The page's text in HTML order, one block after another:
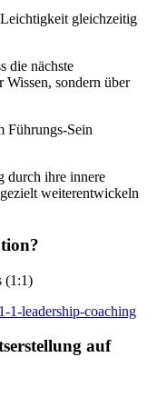
gleichzeitig
die nächste
sondern über
Führungs-Sein
durch ihre innere
weiterentwickeln
(1:1)
1-leadership-coaching
auf